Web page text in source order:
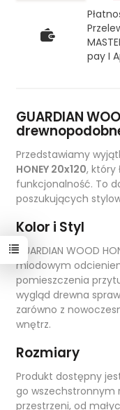
pay I
GUARDIAN
Przedstawiamy
HONEY 20x120, który
funkcjonalność. To
poszukujących
Kolor i Styl
GUARDIAN WOOD
miodowym
pomieszczenia
wygląd drewna
zarówno z
wnętrz.
Rozmiary
Produkt dostępny
go wszechstronnym
przestrzeni, od